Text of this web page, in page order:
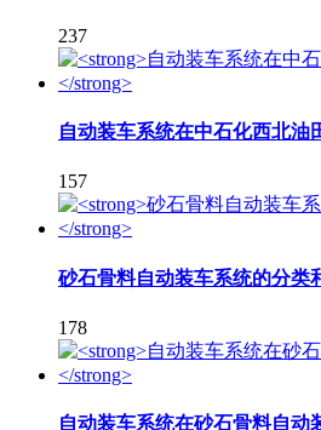
237
自动装车系统在中石化西北油
157
砂石骨料自动装车系统的分类
178
自动装车系统在砂石骨料自动